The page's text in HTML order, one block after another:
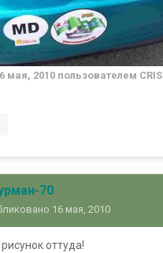
мая, 2010 пользователем CRIS
70
16 мая, 2010
оттуда!